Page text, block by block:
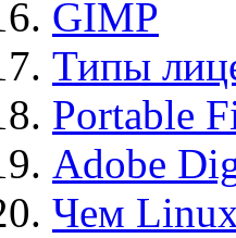
GIMP
Типы
Portable
Adobe
Чем Linux